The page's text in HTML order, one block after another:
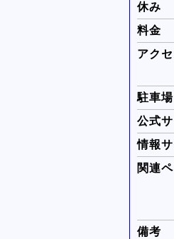
休み
料金
アク
駐車場
公式サ
情報サ
関連
備考